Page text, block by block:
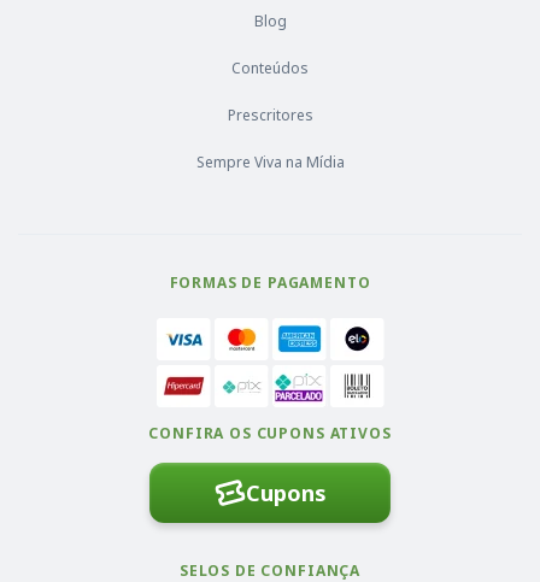
Blog
Conteúdos
Prescritores
Sempre Viva na Mídia
FORMAS DE PAGAMENTO
CONFIRA OS CUPONS ATIVOS
Cupons
SELOS DE CONFIANÇA